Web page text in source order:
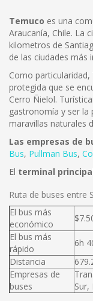
Temuco es una
Araucanía, Chile. La
kilometros de
de las ciudades más
Como
protegida que se
Cerro Ñielol.
gastronomía y ser la
maravillas naturales
Las empresas de
Bus, Pullman Bus,
El terminal
Ruta de buses entre
El bus más
económico
El bus más
rápido
6h
Distancia
Empresas de
buses
Sur,